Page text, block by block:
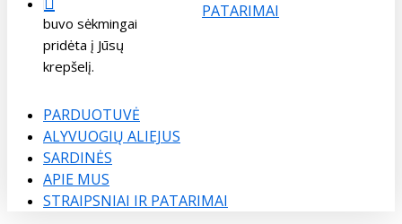
buvo sėkmingai
pridėta į Jūsų
krepšelį.
PATARIMAI
PARDUOTUVĖ
ALYVUOGIŲ ALIEJUS
SARDINĖS
APIE MUS
STRAIPSNIAI IR PATARIMAI